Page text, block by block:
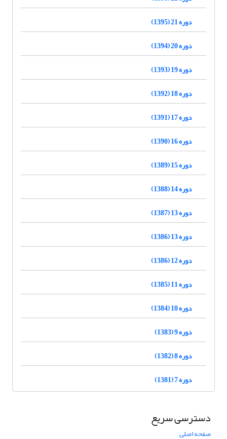
دوره 21 (1395)
دوره 20 (1394)
دوره 19 (1393)
دوره 18 (1392)
دوره 17 (1391)
دوره 16 (1390)
دوره 15 (1389)
دوره 14 (1388)
دوره 13 (1387)
دوره 13 (1386)
دوره 12 (1386)
دوره 11 (1385)
دوره 10 (1384)
دوره 9 (1383)
دوره 8 (1382)
دوره 7 (1381)
دسترسی سریع
صفحه اصلی